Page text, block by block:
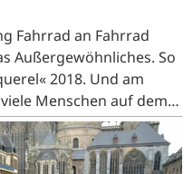
Fahrrad an Fahrrad
Außergewöhnliches. So
2018. Und am
Menschen auf dem
Rad gegen »tihange 2« demonstrieren. …